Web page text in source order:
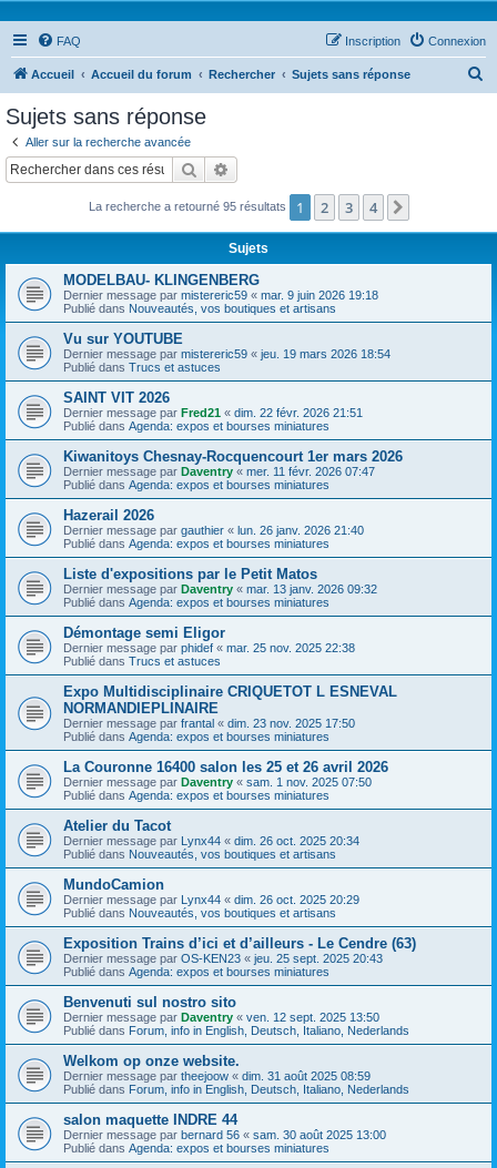
FAQ Connexion
Inscription
Accueil Accueil du forum Rechercher Sujets sans réponse
c
Sujets sans réponse
Aller sur la recherche avancée
Rechercher
La recherche a retourné 95 résultats 1 2 3 4
Sujets
MODELBAU- KLINGENBERG
Dernier message par mistereric59 « mar. 9 juin 2026 19:18
Publié dans Nouveautés, vos boutiques et artisans
Vu sur YOUTUBE
Dernier message par mistereric59 « jeu. 19 mars 2026 18:54
Publié dans Trucs et astuces
SAINT VIT 2026
Dernier message par Fred21 « dim. 22 févr. 2026 21:51
Publié dans Agenda: expos et bourses miniatures
Kiwanitoys Chesnay-Rocquencourt 1er mars 2026
Dernier message par Daventry « mer. 11 févr. 2026 07:47
Publié dans Agenda: expos et bourses miniatures
Hazerail 2026
Dernier message par gauthier « lun. 26 janv. 2026 21:40
Publié dans Agenda: expos et bourses miniatures
Liste d'expositions par le Petit Matos
Dernier message par Daventry « mar. 13 janv. 2026 09:32
Publié dans Agenda: expos et bourses miniatures
Démontage semi Eligor
Dernier message par phidef « mar. 25 nov. 2025 22:38
Publié dans Trucs et astuces
Expo Multidisciplinaire CRIQUETOT L ESNEVAL
NORMANDIEPLINAIRE
Dernier message par frantal « dim. 23 nov. 2025 17:50
Publié dans Agenda: expos et bourses miniatures
La Couronne 16400 salon les 25 et 26 avril 2026
Dernier message par Daventry « sam. 1 nov. 2025 07:50
Publié dans Agenda: expos et bourses miniatures
Atelier du Tacot
Dernier message par Lynx44 « dim. 26 oct. 2025 20:34
Publié dans Nouveautés, vos boutiques et artisans
MundoCamion
Dernier message par Lynx44 « dim. 26 oct. 2025 20:29
Publié dans Nouveautés, vos boutiques et artisans
Exposition Trains d’ici et d’ailleurs - Le Cendre (63)
Dernier message par OS-KEN23 « jeu. 25 sept. 2025 20:43
Publié dans Agenda: expos et bourses miniatures
Benvenuti sul nostro sito
Dernier message par Daventry « ven. 12 sept. 2025 13:50
Publié dans Forum, info in English, Deutsch, Italiano, Nederlands
Welkom op onze website.
Dernier message par theejoow « dim. 31 août 2025 08:59
Publié dans Forum, info in English, Deutsch, Italiano, Nederlands
salon maquette INDRE 44
Dernier message par bernard 56 « sam. 30 août 2025 13:00
Publié dans Agenda: expos et bourses miniatures